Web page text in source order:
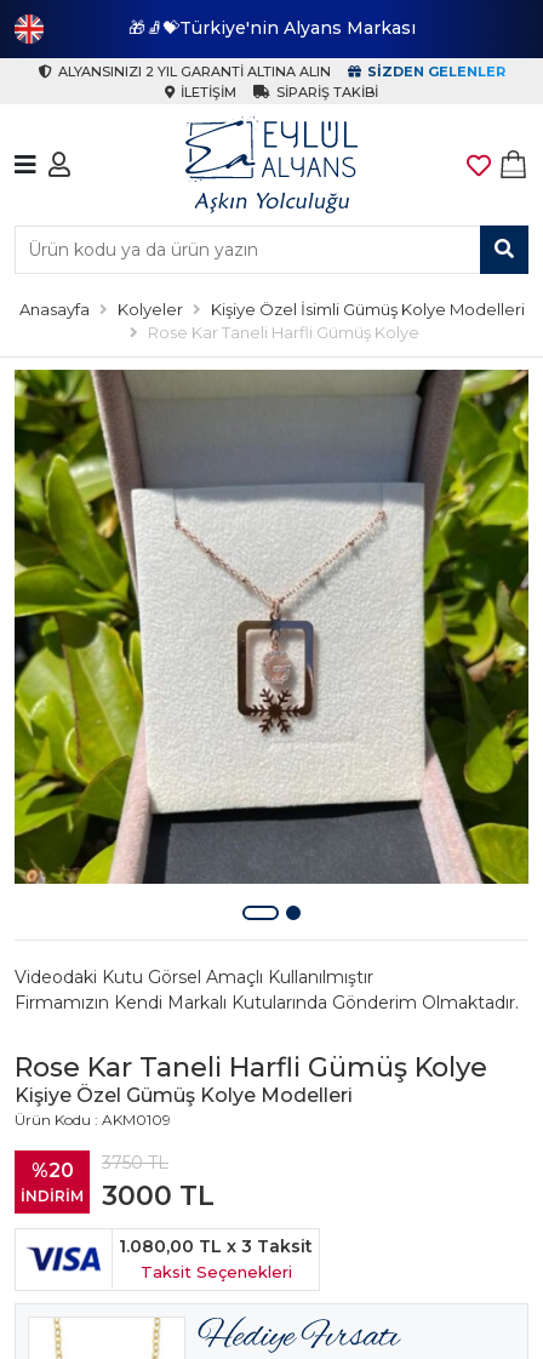
🎁🧦💝Türkiye'nin Alyans Markası
ALYANSINIZI 2 YIL GARANTI ALTINA ALIN
SIZDEN GELENLER
İLETIŞIM
SIPARIŞ TAKIBI
Anasayfa Kolyeler
Kişiye Özel İsimli Gümüş Kolye Modelleri
Rose Kar Taneli Harfli Gümüş Kolye
Videodaki Kutu Görsel Amaçlı Kullanılmıştır
Firmamızın Kendi Markalı Kutularında Gönderim Olmaktadır.
Rose Kar Taneli Harfli Gümüş Kolye
Kişiye Özel Gümüş Kolye Modelleri
Ürün Kodu : AKM0109
%20
İNDİRİM
3750TL
3000 TL
1.080,00 TL x 3 Taksit
Taksit Seçenekleri